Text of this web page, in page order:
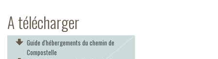
A télécharger
Guide d'hébergements du chemin de
Compostelle